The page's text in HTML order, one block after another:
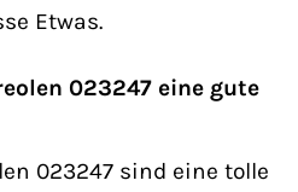
Etwas.
023247 eine gute
023247 sind eine tolle